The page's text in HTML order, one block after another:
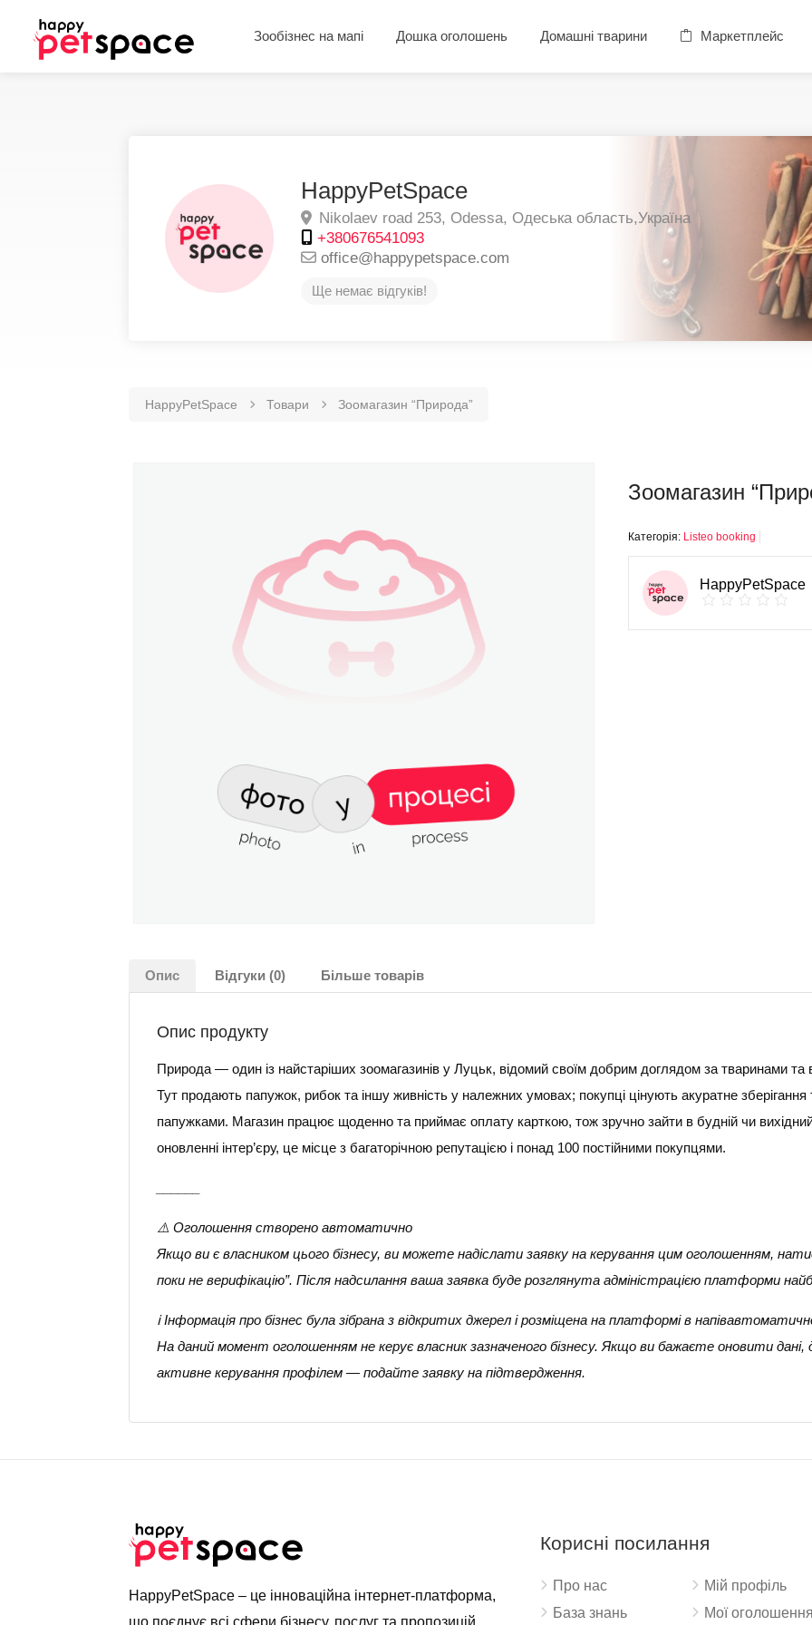
Зообізнес на мапі Дошка оголошень Домашні тварини Маркетплейс
HappyPetSpace
Nikolaev road 253, Odessa, Одеська область,Україна
+380676541093
office@happypetspace.com
Ще немає відгуків!
HappyPetSpace Товари Зоомагазин “Природа”
Зоомагазин
Категорія: Listeo booking
HappyPetSpace
Опис Відгуки (0) Більше товарів
Опис продукту
Природа — один із найстаріших зоомагазинів у Луцьк, відомий своїм добрим доглядом за тваринами та
Тут продають папужок, рибок та іншу живність у належних умовах; покупці цінують акуратне
папужками. Магазин працює щоденно та приймає оплату карткою, тож зручно зайти в будній чи
оновленні інтер’єру, це місце з багаторічною репутацією і понад 100 постійними покупцями.
⚠️ Оголошення створено автоматично
Якщо ви є власником цього бізнесу, ви можете надіслати заявку на керування цим оголошенням,
поки не верифікацію”. Після надсилання ваша заявка буде розглянута адміністрацією платформи
ℹ️ Інформація про бізнес була зібрана з відкритих джерел і розміщена на платформі в
На даний момент оголошенням не керує власник зазначеного бізнесу. Якщо ви бажаєте оновити
активне керування профілем — подайте заявку на підтвердження.
HappyPetSpace – це інноваційна інтернет-платформа,
що поєднує всі сфери бізнесу, послуг та пропозицій,
Корисні посилання
Про нас
База знань
Мій профіль
Мої